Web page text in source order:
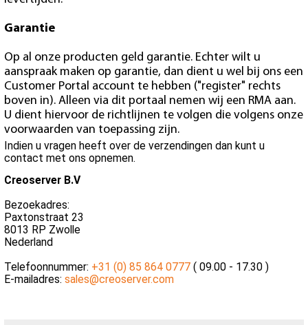
Garantie
Op al onze producten geld garantie. Echter wilt u
aanspraak maken op garantie, dan dient u wel bij ons een
Customer Portal account te hebben ("register" rechts
boven in). Alleen via dit portaal nemen wij een RMA aan.
U dient hiervoor de richtlijnen te volgen die volgens onze
voorwaarden van toepassing zijn.
Indien u vragen heeft over de verzendingen dan kunt u
contact met ons opnemen.
Creoserver B.V
Bezoekadres:
Paxtonstraat 23
8013 RP Zwolle
Nederland
Telefoonnummer: +31 (0) 85 864 0777 ( 09.00 - 17.30 )
E-mailadres: sales@creoserver.com